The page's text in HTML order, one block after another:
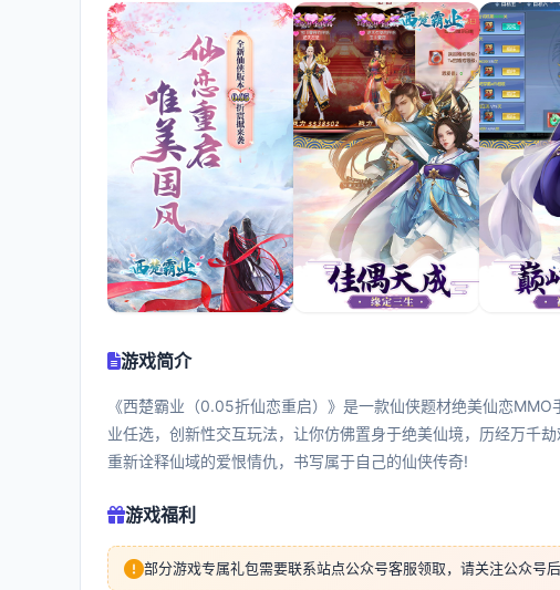
游戏简介
《西楚霸业（0.05折仙恋重启）》是一款仙侠题材绝美仙恋
业任选，创新性交互玩法，让你仿佛置身于绝美仙境，历经万千
重新诠释仙域的爱恨情仇，书写属于自己的仙侠传奇!
游戏福利
部分游戏专属礼包需要联系站点公众号客服领取，请关注公众号